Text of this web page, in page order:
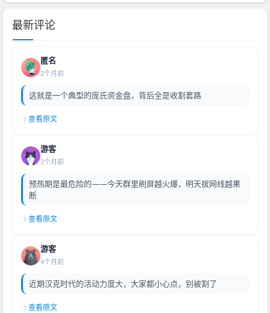
最新评论
匿名
2个月前
这就是一个典型的庞氏资金盘，背后全是收割套路
查看原文
游客
2个月前
预热期是最危险的——今天群里刷屏越火爆，明天拔网线越果
断
查看原文
游客
4个月前
近期汉克时代的活动力度大，大家都小心点，别被割了
查看原文